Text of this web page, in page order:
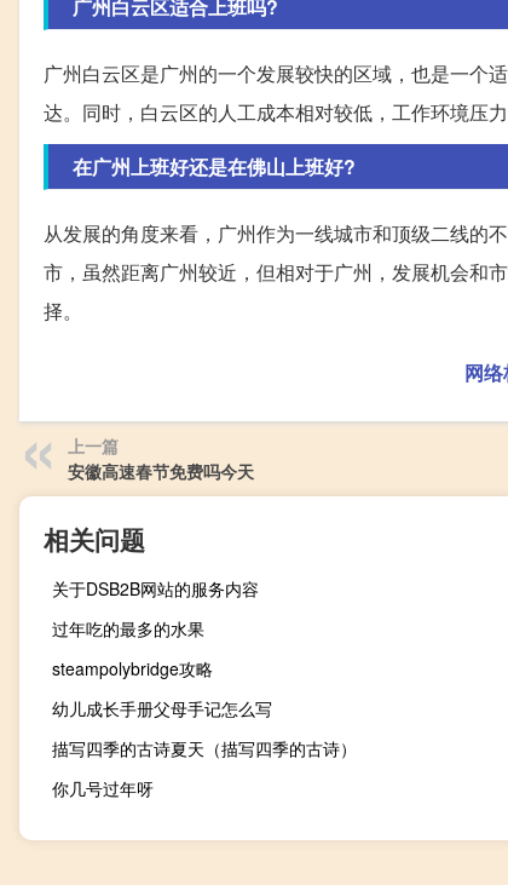
广州白云区适合上班吗?
广州白云区是广州的一个发展较快的区域，也是一个
达。同时，白云区的人工成本相对较低，工作环境压
在广州上班好还是在佛山上班好?
从发展的角度来看，广州作为一线城市和顶级二线的
市，虽然距离广州较近，但相对于广州，发展机会和
择。
网络
上一篇
安徽高速春节免费吗今天
相关问题
关于DSB2B网站的服务内容
过年吃的最多的水果
steampolybridge攻略
幼儿成长手册父母手记怎么写
描写四季的古诗夏天（描写四季的古诗）
你几号过年呀